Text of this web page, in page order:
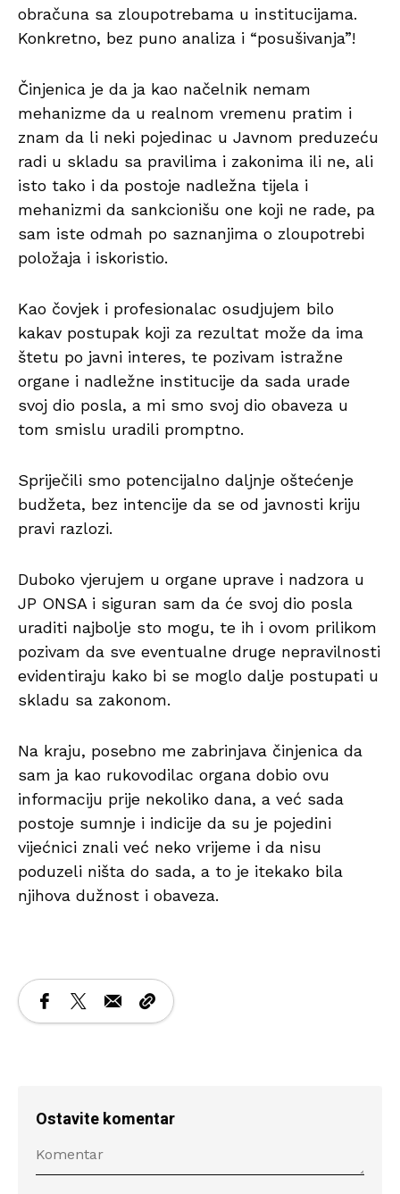
obračuna sa zloupotrebama u institucijama.
Konkretno, bez puno analiza i “posušivanja”!
Činjenica je da ja kao načelnik nemam
mehanizme da u realnom vremenu pratim i
znam da li neki pojedinac u Javnom preduzeću
radi u skladu sa pravilima i zakonima ili ne, ali
isto tako i da postoje nadležna tijela i
mehanizmi da sankcionišu one koji ne rade, pa
sam iste odmah po saznanjima o zloupotrebi
položaja i iskoristio.
Kao čovjek i profesionalac osudjujem bilo
kakav postupak koji za rezultat može da ima
štetu po javni interes, te pozivam istražne
organe i nadležne institucije da sada urade
svoj dio posla, a mi smo svoj dio obaveza u
tom smislu uradili promptno.
Spriječili smo potencijalno daljnje oštećenje
budžeta, bez intencije da se od javnosti kriju
pravi razlozi.
Duboko vjerujem u organe uprave i nadzora u
JP ONSA i siguran sam da će svoj dio posla
uraditi najbolje sto mogu, te ih i ovom prilikom
pozivam da sve eventualne druge nepravilnosti
evidentiraju kako bi se moglo dalje postupati u
skladu sa zakonom.
Na kraju, posebno me zabrinjava činjenica da
sam ja kao rukovodilac organa dobio ovu
informaciju prije nekoliko dana, a već sada
postoje sumnje i indicije da su je pojedini
vijećnici znali već neko vrijeme i da nisu
poduzeli ništa do sada, a to je itekako bila
njihova dužnost i obaveza.
Ostavite komentar